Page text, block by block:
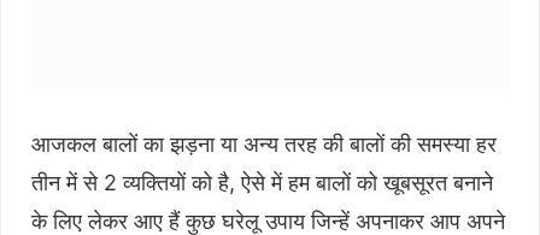
आजकल बालों का झड़ना या अन्य तरह की बालों की समस्या हर
तीन में से 2 व्यक्तियों को है, ऐसे में हम बालों को खूबसूरत बनाने
के लिए लेकर आए हैं कुछ घरेलू उपाय जिन्हें अपनाकर आप अपने